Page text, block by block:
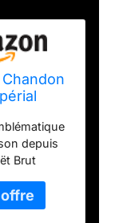
6 Mini
depuis
Brut
la plus
du style